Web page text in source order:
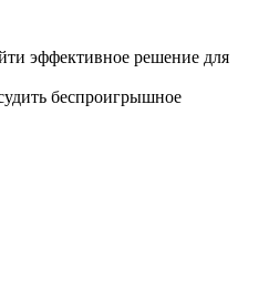
эффективное решение для
беспроигрышное